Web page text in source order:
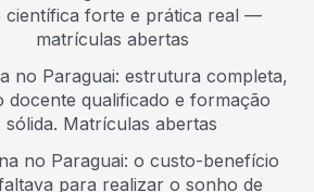
científica forte e prática real —
matrículas abertas
no Paraguai: estrutura completa,
docente qualificado e formação
sólida. Matrículas abertas
no Paraguai: o custo-benefício
para realizar o sonho de